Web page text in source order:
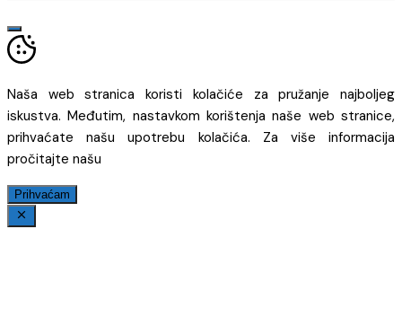
Naša web stranica koristi kolačiće za pružanje najboljeg
iskustva. Međutim, nastavkom korištenja naše web stranice,
prihvaćate našu upotrebu kolačića. Za više informacija
pročitajte našu
Prihvaćam